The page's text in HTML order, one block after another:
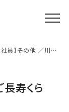
社員】その他 ／川越
寿くら